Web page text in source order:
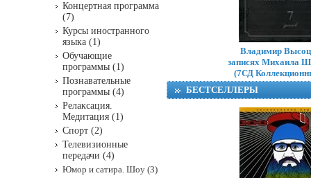
Владимир
записях Михаила
(7СД
БЕСТСЕЛЛЕРЫ
Концертная программа
(7)
Курсы иностранного
языка (1)
Обучающие
программы (1)
Познавательные
программы (4)
Релаксация.
Медитация (1)
Спорт (2)
Телевизионные
передачи (4)
Юмор и сатира. Шоу (3)